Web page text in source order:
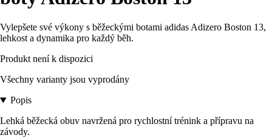
Vylepšete své výkony s běžeckými botami adidas Adizero Boston 13,
lehkost a dynamika pro každý běh.
Produkt není k dispozici
Všechny varianty jsou vyprodány
Popis
Lehká běžecká obuv navržená pro rychlostní trénink a přípravu na
závody.